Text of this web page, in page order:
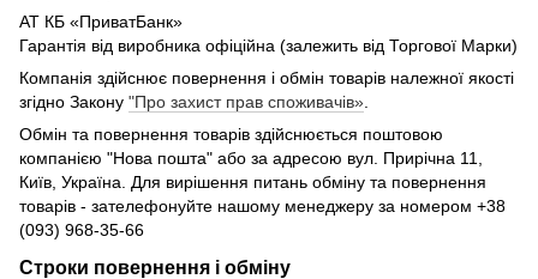
АТ КБ «ПриватБанк»
Гарантія від виробника офіційна (залежить від Торгової Марки)
Компанія здійснює повернення і обмін товарів належної якості
згідно Закону "Про захист прав споживачів»
Обмін та повернення товарів здійснюється поштовою
компанією "Нова пошта" або за адресою вул. Прирічна 11,
Київ, Україна. Для вирішення питань обміну та повернення
товарів - зателефонуйте нашому менеджеру за номером +38
(093) 968-35-66
Строки повернення і обміну